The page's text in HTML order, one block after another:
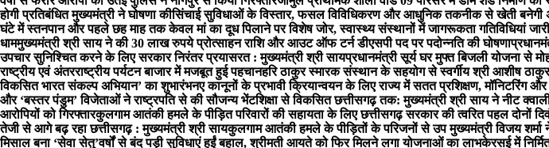
होगी प्रतिबंधित मुख्यमंत्री ने घोषणा कीसिंचाई सुविधाओं के विस्तार, फसल विविधिकरण और आधुनिक तकनीक से खेती बनेगी
घंटे में स्तनपान और पहले छह माह तक केवल मां का दूध पिलाने पर विशेष जोर, स्वास्थ्य संस्थानों में जागरूकता गतिविधियां जारी
धाममुख्यमंत्री श्री साय ने की 30 लाख रुपये प्रोत्साहन राशि और आउट ऑफ टर्न डीएसपी पद पर पदोन्नति की घोषणा
उपचार सुनिश्चित करने के लिए सरकार निरंतर प्रयासरत : मुख्यमंत्री श्री सायप्रधानमंत्री सूर्य घर मुफ्त बिजली योजना से
राष्ट्रीय एवं अंतरराष्ट्रीय पर्यटन बाजार में मजबूत हुई पहचानहरि ठाकुर स्मारक संस्थान के सहयोग से स्वर्गीय श्री आशीष ठाकुर
विकसित भारत संकल्प अभियान’ का शुभारंभनए कानूनों के प्रभावी क्रियान्वयन के लिए राज्य में सतत प्रशिक्षण, मॉनिटरिंग
और ‘बस्तर पंडुम’ विजेताओं ने राष्ट्रपति से की सौजन्य भेंटशिक्षा से विकसित छत्तीसगढ़ तक: मुख्यमंत्री श्री साय ने नीट
आरोपियों को गिरफ्तारकुलगाम आतंकी हमले के पीड़ित परिवारों की सहायता के लिए छत्तीसगढ़ सरकार की त्वरित पहल दोनों
तेजी से आगे बढ़ रहा छत्तीसगढ़ : मुख्यमंत्री श्री सायकुलगाम आतंकी हमले के पीड़ितों के परिजनों से उप मुख्यमंत्री विजय शर्मा
मिसाल बना ‘सेवा सेतु’वर्षों से बंद पड़ी सुविधाएं हुईं बहाल, श्रीमती आयते को फिर मिलने लगा योजनाओं का लाभकेरसई में